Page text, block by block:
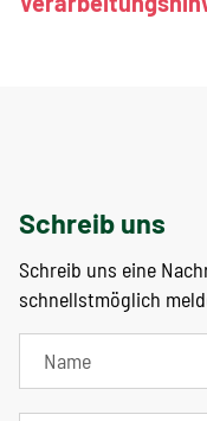
Schreib uns
Schreib uns eine
schnellstmöglich